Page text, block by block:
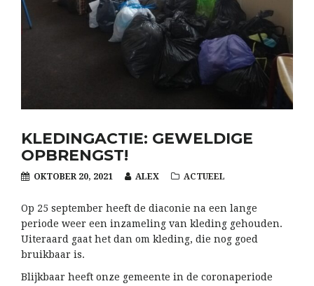
KLEDINGACTIE: GEWELDIGE
OPBRENGST!
OKTOBER 20, 2021 ALEX ACTUEEL
Op 25 september heeft de diaconie na een lange
periode weer een inzameling van kleding gehouden.
Uiteraard gaat het dan om kleding, die nog goed
bruikbaar is.
Blijkbaar heeft onze gemeente in de coronaperiode